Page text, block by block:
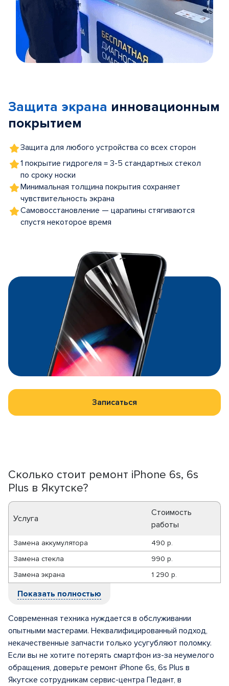
5
Защита экрана инновационным
покрытием
Защита для любого устройства со всех сторон
1 покрытие гидрогеля = 3-5 стандартных стекол
по сроку носки
Минимальная толщина покрытия сохраняет
чувствительность экрана
Самовосстановление — царапины стягиваются
спустя некоторое время
Записаться
Сколько стоит ремонт iPhone 6s, 6s
Plus в Якутске?
Услуга
Стоимость
работы
Замена аккумулятора
490 р.
Замена стекла
990 р.
Замена экрана
1 290 р.
Показать полностью
Современная техника нуждается в обслуживании
опытными мастерами. Неквалифицированный подход,
некачественные запчасти только усугубляют поломку.
Если вы не хотите потерять смартфон из-за неумелого
обращения, доверьте ремонт iPhone 6s, 6s Plus в
Якутске сотрудникам сервис-центра Педант, в